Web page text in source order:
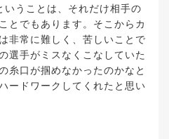
うことは、それだけ相手の
とでもあります。そこからカ
非常に難しく、苦しいことで
選手がミスなくこなしていた
糸口が掴めなかったのかなと
ードワークしてくれたと思い